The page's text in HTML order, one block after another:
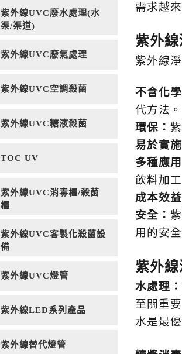
紫外線UVC廢水處理(水
渠/渠道)
紫外線UVC廢氣處理
紫外線UVC空調殺菌
紫外線UVC糖液殺菌
TOC UV
紫外線UVC消毒櫃/殺菌
櫃
紫外線UVC客製化殺菌設
備
紫外線UVC燈管
紫外線LED系列產品
紫外線替代燈管
需求越
紫外
紫外線
不含化
代方法。
環保：
易於實施
多種應用
飲料加工
成本效益
安全：
用的安
紫外
水處理 ：
至關重要
水是最